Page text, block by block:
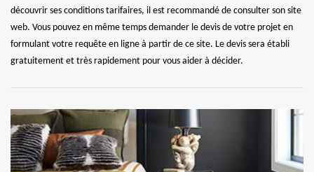
découvrir ses conditions tarifaires, il est recommandé de consulter son site
web. Vous pouvez en même temps demander le devis de votre projet en
formulant votre requête en ligne à partir de ce site. Le devis sera établi
gratuitement et très rapidement pour vous aider à décider.